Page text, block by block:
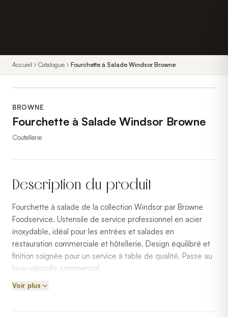
Accueil Catalogue Fourchette à Salade Windsor Browne
BROWNE
Fourchette à Salade Windsor Browne
Coutellerie
Description du produit
Fourchette à salade de la collection Windsor par Browne
Foodservice. Ustensile de service professionnel en acier
inoxydable, idéal pour les entrées et salades en
restauration commerciale et hôtellerie. Design équilibré et
finition soignée pour un service à table de qualité. Passe au
lave-vaisselle commercial.
Voir plus